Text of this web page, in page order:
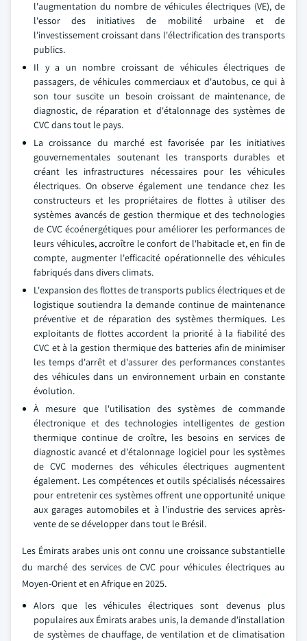
l'augmentation du nombre de véhicules électriques (VE), de
l'essor des initiatives de mobilité urbaine et de
l'investissement croissant dans l'électrification des transports
publics.
Il y a un nombre croissant de véhicules électriques de
passagers, de véhicules commerciaux et d'autobus, ce qui à
son tour suscite un besoin croissant de maintenance, de
diagnostic, de réparation et d'étalonnage des systèmes de
CVC dans tout le pays.
La croissance du marché est favorisée par les initiatives
gouvernementales soutenant les transports durables et
créant les infrastructures nécessaires pour les véhicules
électriques. On observe également une tendance chez les
constructeurs et les propriétaires de flottes à utiliser des
systèmes avancés de gestion thermique et des technologies
de CVC écoénergétiques pour améliorer les performances de
leurs véhicules, accroître le confort de l'habitacle et, en fin de
compte, augmenter l'efficacité opérationnelle des véhicules
fabriqués dans divers climats.
L'expansion des flottes de transports publics électriques et de
logistique soutiendra la demande continue de maintenance
préventive et de réparation des systèmes thermiques. Les
exploitants de flottes accordent la priorité à la fiabilité des
CVC et à la gestion thermique des batteries afin de minimiser
les temps d'arrêt et d'assurer des performances constantes
des véhicules dans un environnement urbain en constante
évolution.
À mesure que l'utilisation des systèmes de commande
électronique et des technologies intelligentes de gestion
thermique continue de croître, les besoins en services de
diagnostic avancé et d'étalonnage logiciel pour les systèmes
de CVC modernes des véhicules électriques augmentent
également. Les compétences et outils spécialisés nécessaires
pour entretenir ces systèmes offrent une opportunité unique
aux garages automobiles et à l'industrie des services après-
vente de se développer dans tout le Brésil.
Les Émirats arabes unis ont connu une croissance substantielle
du marché des services de CVC pour véhicules électriques au
Moyen-Orient et en Afrique en 2025.
Alors que les véhicules électriques sont devenus plus
populaires aux Émirats arabes unis, la demande d'installation
de systèmes de chauffage, de ventilation et de climatisation